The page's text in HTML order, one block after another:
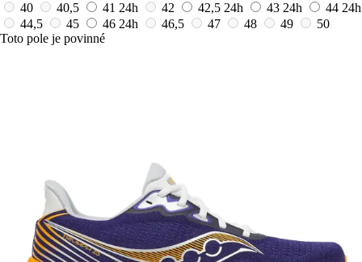
40
40,5 41 24h 42 42,5 24h 43 24h 44 24h
44,5
45 46 24h 46,5 47 48 49
50
Toto pole je povinné